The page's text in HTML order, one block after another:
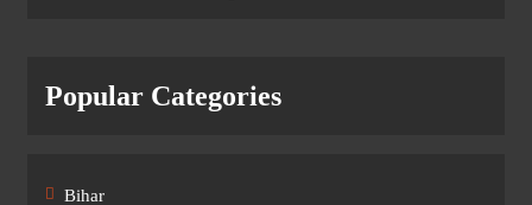
Popular Categories
Bihar